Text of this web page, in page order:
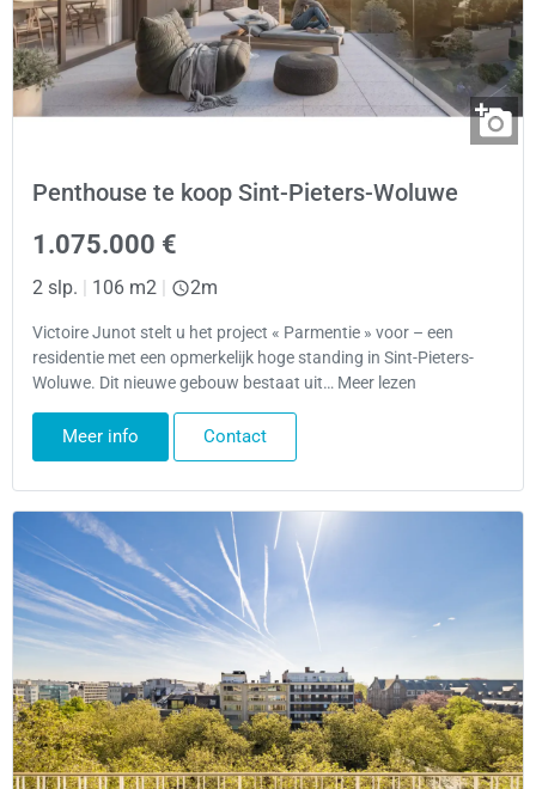
Penthouse te koop Sint-Pieters-Woluwe
1.075.000 €
2 slp. | 106 m2 | 2m
Victoire Junot stelt u het project « Parmentie » voor – een
residentie met een opmerkelijk hoge standing in Sint-Pieters-
Woluwe. Dit nieuwe gebouw bestaat uit… Meer lezen
Meer info Contact